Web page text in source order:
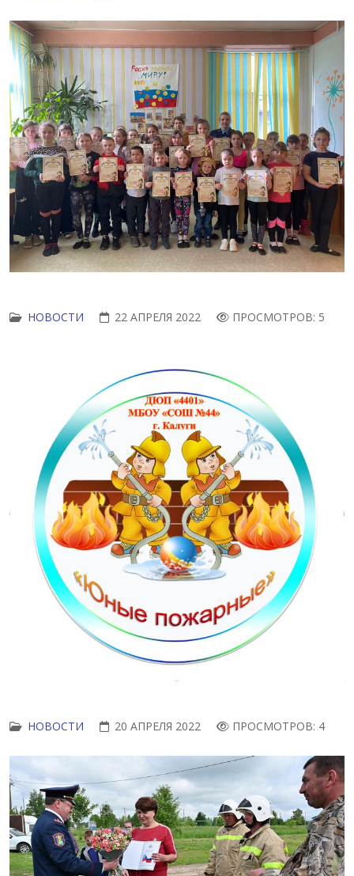
НОВОСТИ 22 АПРЕЛЯ 2022 ПРОСМОТРОВ: 5
НОВОСТИ 20 АПРЕЛЯ 2022 ПРОСМОТРОВ: 4